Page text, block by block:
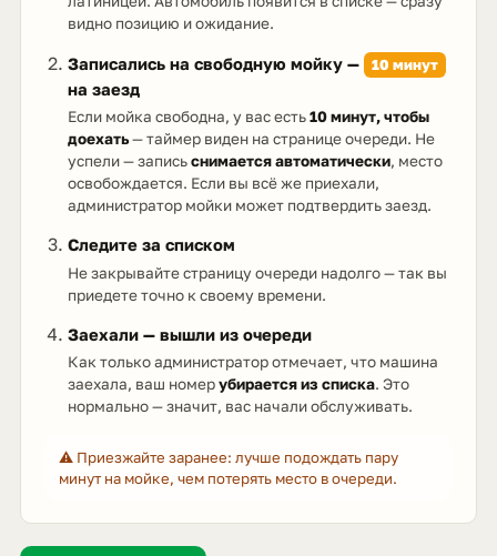
видно позицию и ожидание.
Записались на свободную мойку — 10 минут
на заезд
Если мойка свободна, у вас есть10 минут, чтобы
доехать— таймер виден на странице очереди. Не
успели — записьснимается автоматически, место
освобождается. Если вы всё же приехали,
администратор мойки может подтвердить заезд.
Следите за списком
Не закрывайте страницу очереди надолго — так вы
приедете точно к своему времени.
Заехали — вышли из очереди
Как только администратор отмечает, что машина
заехала, ваш номерубирается из списка. Это
нормально — значит, вас начали обслуживать.
⚠️ Приезжайте заранее: лучше подождать пару
минут на мойке, чем потерять место в очереди.